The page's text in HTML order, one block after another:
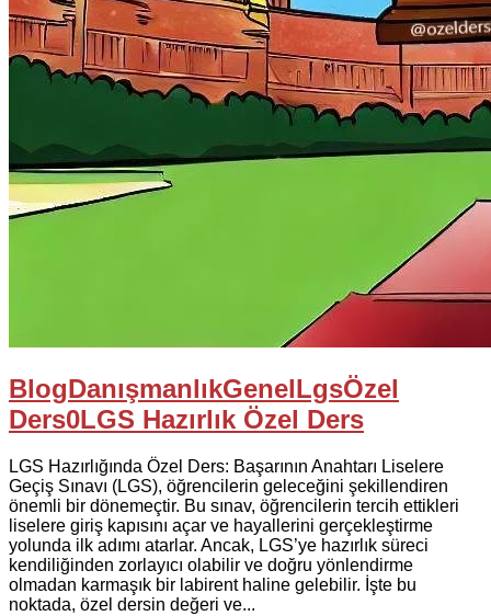
BlogDanışmanlıkGenelLgsÖzel
Ders0LGS Hazırlık Özel Ders
LGS Hazırlığında Özel Ders: Başarının Anahtarı Liselere
Geçiş Sınavı (LGS), öğrencilerin geleceğini şekillendiren
önemli bir dönemeçtir. Bu sınav, öğrencilerin tercih ettikleri
liselere giriş kapısını açar ve hayallerini gerçekleştirme
yolunda ilk adımı atarlar. Ancak, LGS’ye hazırlık süreci
kendiliğinden zorlayıcı olabilir ve doğru yönlendirme
olmadan karmaşık bir labirent haline gelebilir. İşte bu
noktada, özel dersin değeri ve...